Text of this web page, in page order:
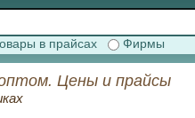
в прайсах Фирмы
Цены и прайсы